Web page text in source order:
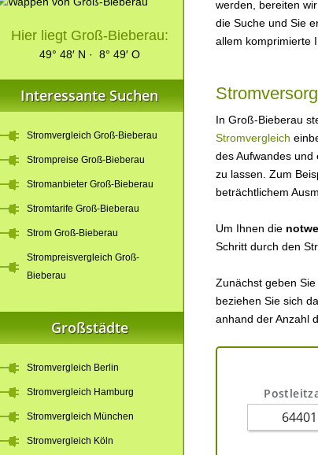
werden, bereiten
die Suche und Sie
allem komprimierte
In Groß-Bieberau
Stromvergleich
des Aufwandes und
zu lassen. Zum
beträchtlichem
Um Ihnen die
Schritt durch den
Zunächst geben
beziehen Sie sich
anhand der Anzahl
Hier liegt Groß-Bieberau:
49° 48′ N · 8° 49′ O
Interessante Suchen
Stromvergleich Groß-Bieberau
Strompreise Groß-Bieberau
Stromanbieter Groß-Bieberau
Stromtarife Groß-Bieberau
Strom Groß-Bieberau
Strompreisvergleich Groß-
Bieberau
Großstädte
Stromvergleich Berlin
Stromvergleich Hamburg
Stromvergleich München
Stromvergleich Köln